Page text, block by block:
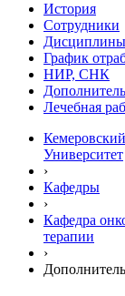
История
Сотрудники
Дисциплины
График
НИР, СНК
Лечебная
Университет
›
Кафедры
›
Кафедра
терапии
›